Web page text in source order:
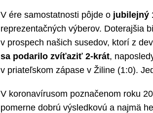
V ére samostatnosti pôjde o jubilejný
reprezentačných výberov. Doterajšia
v prospech našich susedov, ktorí z
sa podarilo zvíťaziť 2-krát,
v priateľskom zápase v Žiline (1:0).
V koronavírusom poznačenom roku
pomerne dobrú výsledkovú a najmä